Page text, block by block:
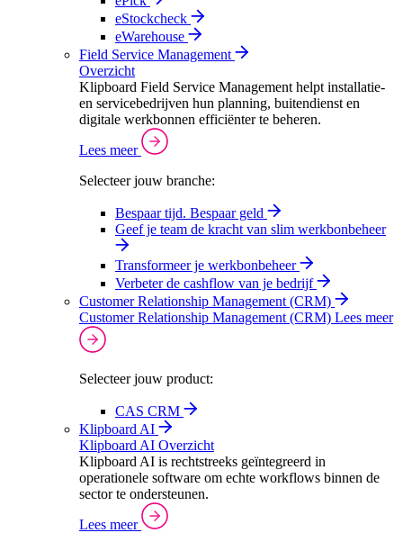
eStockcheck
eWarehouse
Field Service Management
Overzicht
Klipboard Field Service Management helpt installatie-
en servicebedrijven hun planning, buitendienst en
digitale werkbonnen efficiënter te beheren.
Lees meer
Selecteer jouw branche:
Bespaar tijd. Bespaar geld
Geef je team de kracht van slim werkbonbeheer
Transformeer je werkbonbeheer
Verbeter de cashflow van je bedrijf
Customer Relationship Management (CRM)
Customer Relationship Management (CRM) Lees meer
Selecteer jouw product:
CAS CRM
Klipboard AI
Klipboard AI Overzicht
Klipboard AI is rechtstreeks geïntegreerd in
operationele software om echte workflows binnen de
sector te ondersteunen.
Lees meer